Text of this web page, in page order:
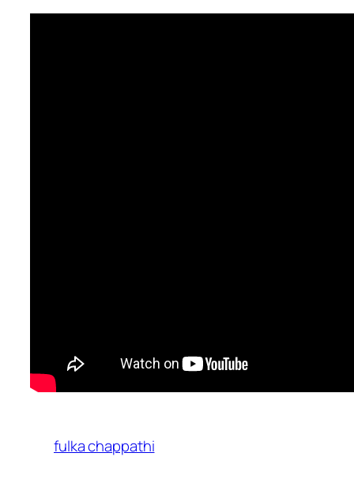
fulka chappathi